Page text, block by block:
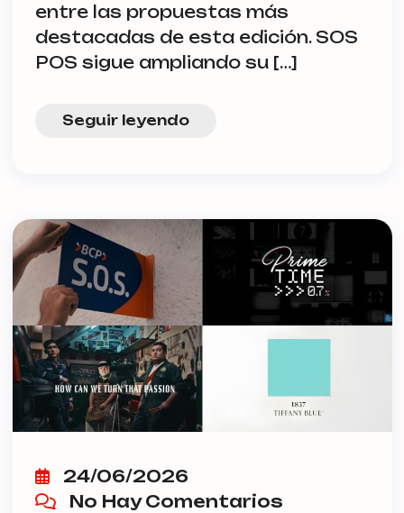
entre las propuestas más
destacadas de esta edición. SOS
POS sigue ampliando su […]
Seguir leyendo
24/06/2026
No Hay Comentarios